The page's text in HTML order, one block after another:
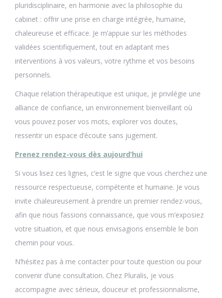
pluridisciplinaire, en harmonie avec la philosophie du
cabinet : offrir une prise en charge intégrée, humaine,
chaleureuse et efficace. Je m’appuie sur les méthodes
validées scientifiquement, tout en adaptant mes
interventions à vos valeurs, votre rythme et vos besoins
personnels.
Chaque relation thérapeutique est unique, je privilégie une
alliance de confiance, un environnement bienveillant où
vous pouvez poser vos mots, explorer vos doutes,
ressentir un espace d’écoute sans jugement.
Prenez rendez-vous dès aujourd’hui
Si vous lisez ces lignes, c’est le signe que vous cherchez une
ressource respectueuse, compétente et humaine. Je vous
invite chaleureusement à prendre un premier rendez-vous,
afin que nous fassions connaissance, que vous m’exposiez
votre situation, et que nous envisagions ensemble le bon
chemin pour vous.
N’hésitez pas à me contacter pour toute question ou pour
convenir d’une consultation. Chez Pluralis, je vous
accompagne avec sérieux, douceur et professionnalisme,